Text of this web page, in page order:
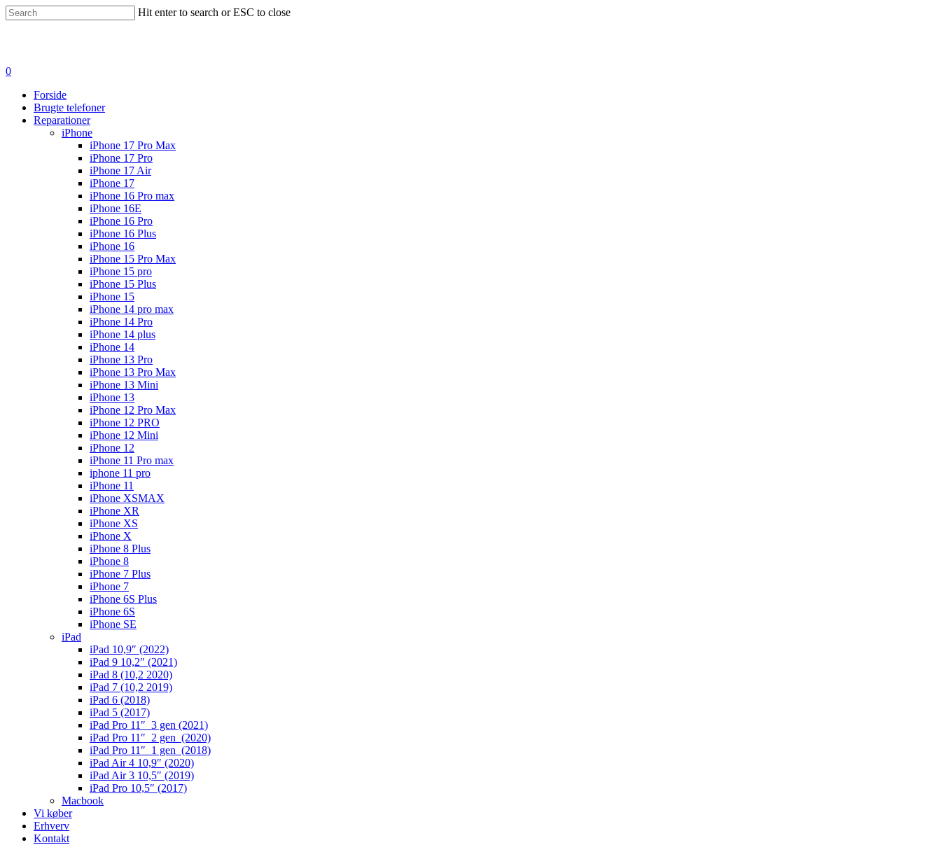
Hit enter to search or ESC to close
0
Forside
Brugte telefoner
Reparationer
iPhone
iPhone 17 Pro Max
iPhone 17 Pro
iPhone 17 Air
iPhone 17
iPhone 16 Pro max
iPhone 16E
iPhone 16 Pro
iPhone 16 Plus
iPhone 16
iPhone 15 Pro Max
iPhone 15 pro
iPhone 15 Plus
iPhone 15
iPhone 14 pro max
iPhone 14 Pro
iPhone 14 plus
iPhone 14
iPhone 13 Pro
iPhone 13 Pro Max
iPhone 13 Mini
iPhone 13
iPhone 12 Pro Max
iPhone 12 PRO
iPhone 12 Mini
iPhone 12
iPhone 11 Pro max
iphone 11 pro
iPhone 11
iPhone XSMAX
iPhone XR
iPhone XS
iPhone X
iPhone 8 Plus
iPhone 8
iPhone 7 Plus
iPhone 7
iPhone 6S Plus
iPhone 6S
iPhone SE
iPad
iPad 10,9″ (2022)
iPad 9 10,2″ (2021)
iPad 8 (10,2 2020)
iPad 7 (10,2 2019)
iPad 6 (2018)
iPad 5 (2017)
iPad Pro 11″ 3 gen (2021)
iPad Pro 11″ 2 gen (2020)
iPad Pro 11″ 1 gen (2018)
iPad Air 4 10,9″ (2020)
iPad Air 3 10,5″ (2019)
iPad Pro 10,5″ (2017)
Macbook
Vi køber
Erhverv
Kontakt